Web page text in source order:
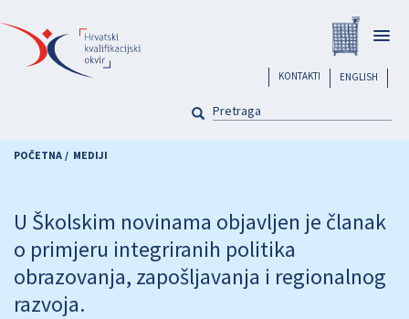
na
glavni
sadržaj
ENGLISH
header
KONTAKTI
PRETRAGA
POČETNA MEDIJI
U Školskim novinama objavljen je članak
o primjeru integriranih politika
obrazovanja, zapošljavanja i regionalnog
razvoja.